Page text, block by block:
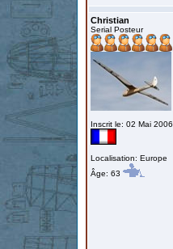
Christian
Serial Posteur
Inscrit le: 02 Mai 2006
Localisation: Europe
Âge: 63